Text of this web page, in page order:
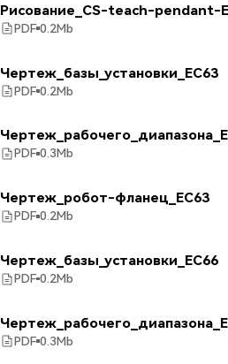
Рисование_CS-teach-pendant-
PDF 0.2Mb
Чертеж_базы_установки_EC63
PDF 0.2Mb
PDF 0.3Mb
Чертеж_робот-фланец_EC63
PDF 0.2Mb
Чертеж_базы_установки_EC66
PDF 0.2Mb
PDF 0.3Mb